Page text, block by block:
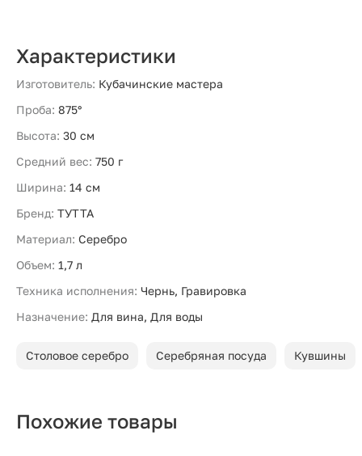
Характеристики
Изготовитель: Кубачинские мастера
Проба: 875°
Высота: 30 см
Средний вес: 750 г
Ширина: 14 см
Бренд: ТУТТА
Материал: Серебро
Объем: 1,7 л
Техника исполнения: Чернь, Гравировка
Назначение: Для вина, Для воды
Столовое серебро Серебряная посуда Кувшины
Похожие товары